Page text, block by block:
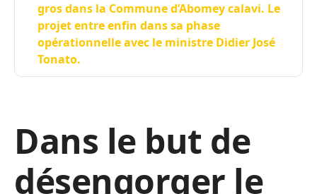
gros dans la Commune d’Abomey calavi. Le
projet entre enfin dans sa phase
opérationnelle avec le ministre Didier José
Tonato.
Dans le but de
désengorger le